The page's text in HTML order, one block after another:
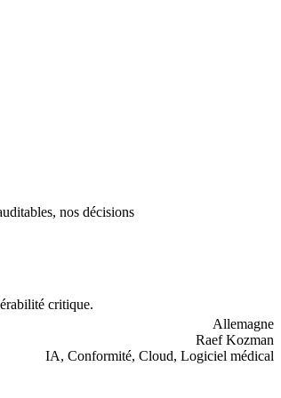
nos décisions
critique.
Allemagne
Raef Kozman
IA, Conformité, Cloud, Logiciel médical